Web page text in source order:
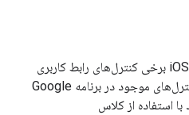
کیت توسعه نرم‌افزار نقشه‌ها برای iOS برخی کنترل‌های رابط کاربری
داخلی را ارائه می‌دهد که مشابه کنترل‌های موجود در برنامه Google